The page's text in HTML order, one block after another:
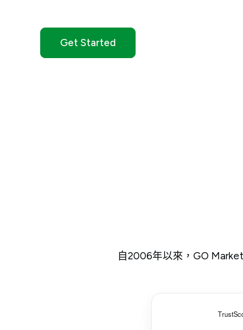
Get Started
自2006年以來，GO